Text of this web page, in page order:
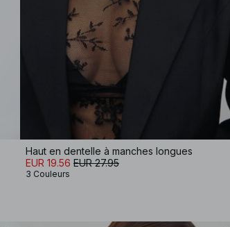
Haut en dentelle à manches longues
EUR 19.56 EUR 27.95
3 Couleurs